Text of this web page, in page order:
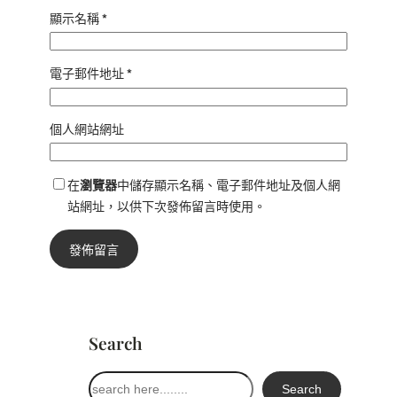
顯示名稱*
電子郵件地址*
個人網站網址
在瀏覽器中儲存顯示名稱、電子郵件地址及個人網
站網址，以供下次發佈留言時使用。
Search
搜
Search